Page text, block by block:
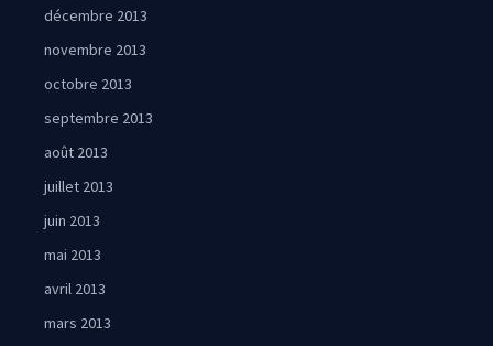
décembre 2013
novembre 2013
octobre 2013
septembre 2013
août 2013
juillet 2013
juin 2013
mai 2013
avril 2013
mars 2013